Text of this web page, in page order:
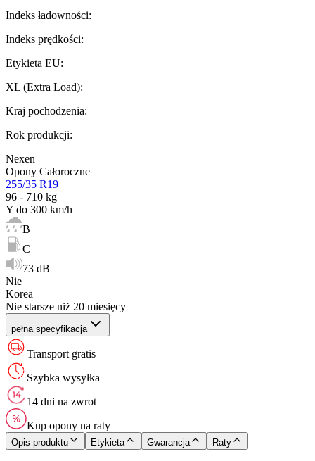
Indeks ładowności:
Indeks prędkości:
Etykieta EU:
XL (Extra Load):
Kraj pochodzenia:
Rok produkcji:
Nexen
Opony Całoroczne
255/35 R19
96 - 710 kg
Y do 300 km/h
B
C
73 dB
Nie
Korea
Nie starsze niż 20 miesięcy
pełna specyfikacja
Transport gratis
Szybka wysyłka
14 dni na zwrot
Kup opony na raty
Opis produktu Etykieta Gwarancja Raty